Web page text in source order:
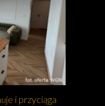
i przyciąga